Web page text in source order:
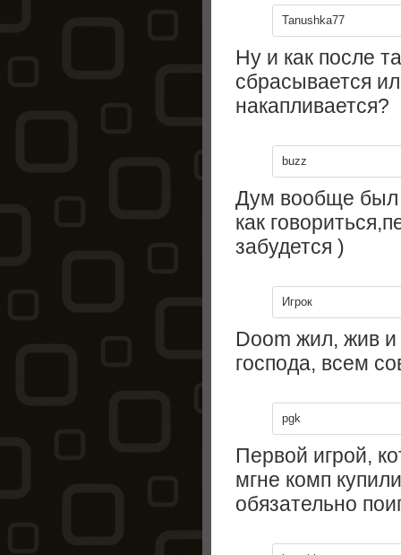
Tanushka77
Ну и как после
сбрасывается
накапливается?
buzz
Дум вообще
как
забудется )
Игрок
Doom жил, жив и
господа, всем
pgk
Первой игрой,
мгне комп
обязательно